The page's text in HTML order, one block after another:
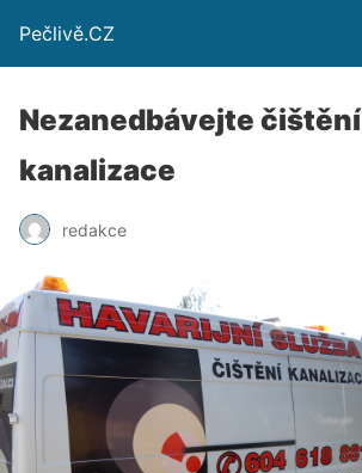
Pečlivě.CZ
Nezanedbávejte čištění
kanalizace
redakce